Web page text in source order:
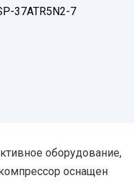
37ATR5N2-7
оборудование,
оснащен